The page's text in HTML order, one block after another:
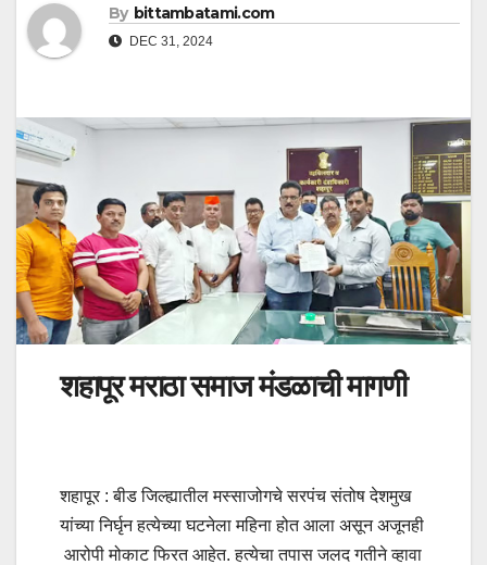
By bittambatami.com
DEC 31, 2024
शहापूर मराठा समाज मंडळाची मागणी
शहापूर : बीड जिल्ह्यातील मस्साजोगचे सरपंच संतोष देशमुख
यांच्या निर्घृन हत्येच्या घटनेला महिना होत आला असून अजूनही
आरोपी मोकाट फिरत आहेत. हत्येचा तपास जलद गतीने व्हावा